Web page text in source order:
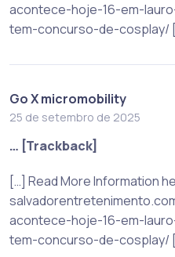
acontece-hoje-16-em-
tem-concurso-de-cosplay/
Go X micromobility
25 de setembro de 2025
… [Trackback]
[…] Read More Information
acontece-hoje-16-em-
tem-concurso-de-cosplay/